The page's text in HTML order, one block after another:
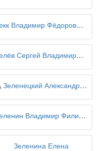
Зекк Владимир Фёдорович фон
Зелёв Сергей Владимирович
персона
Зеленецкий Александр Львович
Зеленин Владимир Филиппович
Зеленина Елена